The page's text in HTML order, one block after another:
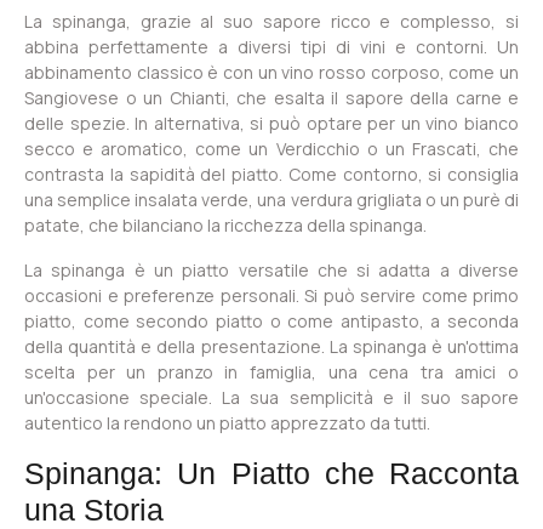
La spinanga, grazie al suo sapore ricco e complesso, si
abbina perfettamente a diversi tipi di vini e contorni. Un
abbinamento classico è con un vino rosso corposo, come un
Sangiovese o un Chianti, che esalta il sapore della carne e
delle spezie. In alternativa, si può optare per un vino bianco
secco e aromatico, come un Verdicchio o un Frascati, che
contrasta la sapidità del piatto. Come contorno, si consiglia
una semplice insalata verde, una verdura grigliata o un purè di
patate, che bilanciano la ricchezza della spinanga.
La spinanga è un piatto versatile che si adatta a diverse
occasioni e preferenze personali. Si può servire come primo
piatto, come secondo piatto o come antipasto, a seconda
della quantità e della presentazione. La spinanga è un'ottima
scelta per un pranzo in famiglia, una cena tra amici o
un'occasione speciale. La sua semplicità e il suo sapore
autentico la rendono un piatto apprezzato da tutti.
Spinanga: Un Piatto che Racconta
una Storia